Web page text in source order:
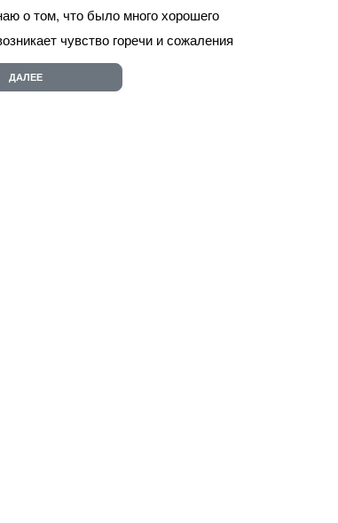
о том, что было много хорошего
чувство горечи и сожаления